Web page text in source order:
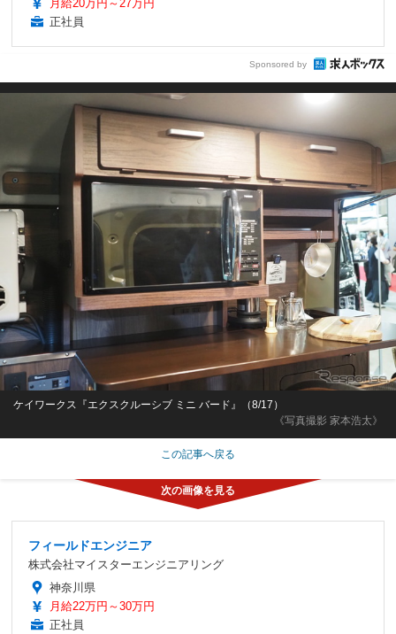
月給20万円～27万円
正社員
Sponsored by
《写真撮影 家本浩太》
ケイワークス『エクスクルーシブ ミニ バード』（8/17）
この記事へ戻る
フィールドエンジニア
株式会社マイスターエンジニアリング
神奈川県
月給22万円～30万円
正社員